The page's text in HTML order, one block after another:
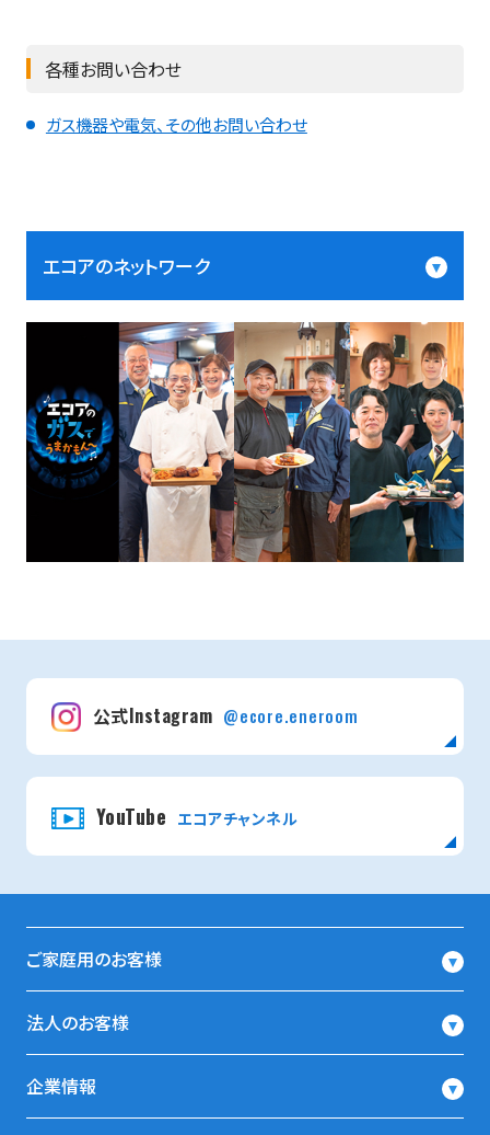
各種お問い合わせ
ガス機器や電気、その他お問い合わせ
エコアのネットワーク
公式Instagram @ecore.eneroom
YouTube エコアチャンネル
ご家庭用のお客様
法人のお客様
企業情報